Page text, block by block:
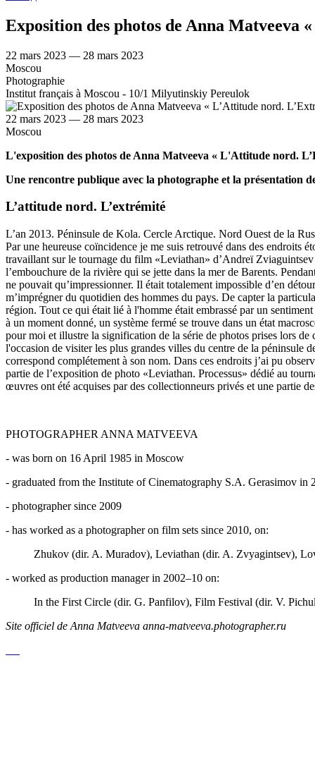
Exposition des photos de Anna Matveeva
22 mars 2023 — 28 mars 2023
Moscou
Photographie
Institut français à Moscou - 10/1 Milyutinskiy Pereulok
22 mars 2023 — 28 mars 2023
Moscou
L'exposition des photos de Anna Matveeva « L'Attitude nord.
Une rencontre publique avec la photographe et la présentation
L’attitude nord. L’extrémité
L’an 2013. Péninsule de Kola. Cercle Arctique. Nord Ouest de la
Par une heureuse coïncidence je me suis retrouvé dans des endroits
travaillant sur le tournage du film «Leviathan» d’Andreï
l’embouchure de la rivière qui se jette dans la mer de Barents.
ne pouvait qu’impressionner. Il était totalement impossible d’en
m’imprégner du quotidien des hommes du pays. De capter la
région. Tout ce qui était lié à l'homme était embrassé par un
à un moment donné, un système fermé se trouve dans un état
pour moi et illustre la signification de la série de photos prises lors
l'occasion de visiter les plus grandes villes du centre de la
correspond complétement à son nom. Dans ces endroits j’ai pu
partie de l’exposition de photo «Leviathan. Processus» dédié au
œuvres ont été acquises par des collectionneurs privés et une partie
PHOTOGRAPHER ANNA MATVEEVA
- was born on 16 April 1985 in Moscow
- graduated from the Institute of Cinematography S.A. Gerasimov in
- photographer since 2009
- has worked as a photographer on film sets since 2010, on:
Zhukov (dir. A. Muradov), Leviathan (dir. A. Zvyagintsev),
- worked as production manager in 2002–10 on:
In the First Circle (dir. G. Panfilov), Film Festival (dir. V.
Site officiel de Anna Matveeva anna-matveeva.photographer.ru